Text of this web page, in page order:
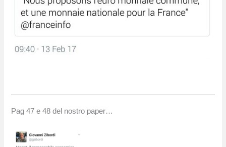
Pag 47 e 48 del nostro paper…